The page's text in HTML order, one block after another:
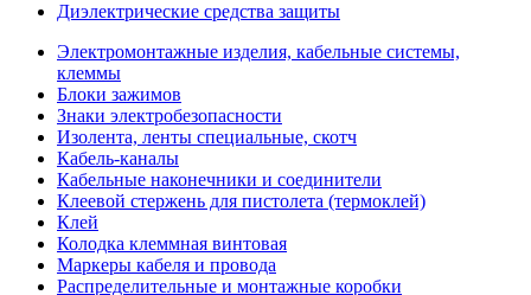
Диэлектрические средства защиты
Электромонтажные изделия, кабельные системы,
клеммы
Блоки зажимов
Знаки электробезопасности
Изолента, ленты специальные, скотч
Кабель-каналы
Кабельные наконечники и соединители
Клеевой стержень для пистолета (термоклей)
Клей
Колодка клеммная винтовая
Маркеры кабеля и провода
Распределительные и монтажные коробки